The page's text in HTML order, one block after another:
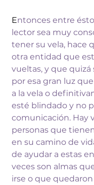
Entonces entre
lector sea muy
tener su vela, hace
otra entidad que
vueltas, y que quizá
por esa gran luz
a la vela o
esté blindado y no
comunicación. Hay
personas que
en su camino de
de ayudar a estas
veces son almas
irse o que quedaron